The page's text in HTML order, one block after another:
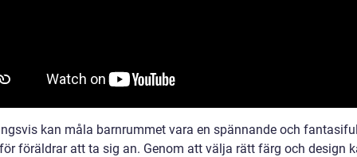
kan måla barnrummet vara en spännande och
föräldrar att ta sig an. Genom att välja rätt färg och design